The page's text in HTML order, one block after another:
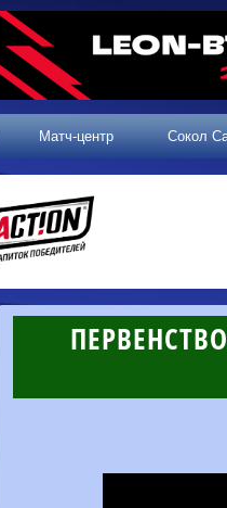
Матч-центр Сокол